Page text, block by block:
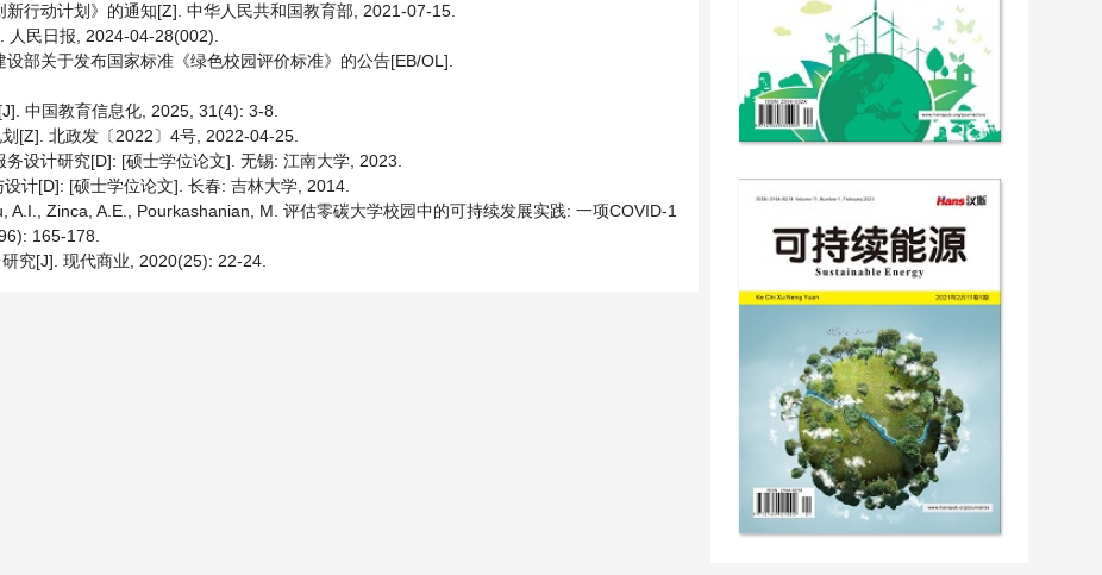
行动计划》的通知[Z]. 中华人民共和国教育部, 2021-07-15.
人民日报, 2024-04-28(002).
部关于发布国家标准《绿色校园评价标准》的公告[EB/OL].
中国教育信息化, 2025, 31(4): 3-8.
[Z]. 北政发〔2022〕4号, 2022-04-25.
设计研究[D]: [硕士学位论文]. 无锡: 江南大学, 2023.
计[D]: [硕士学位论文]. 长春: 吉林大学, 2014.
Zinca, A.E., Pourkashanian, M. 评估零碳大学校园中的可持续发展实践: 一项COVID-1
165-178.
究[J]. 现代商业, 2020(25): 22-24.